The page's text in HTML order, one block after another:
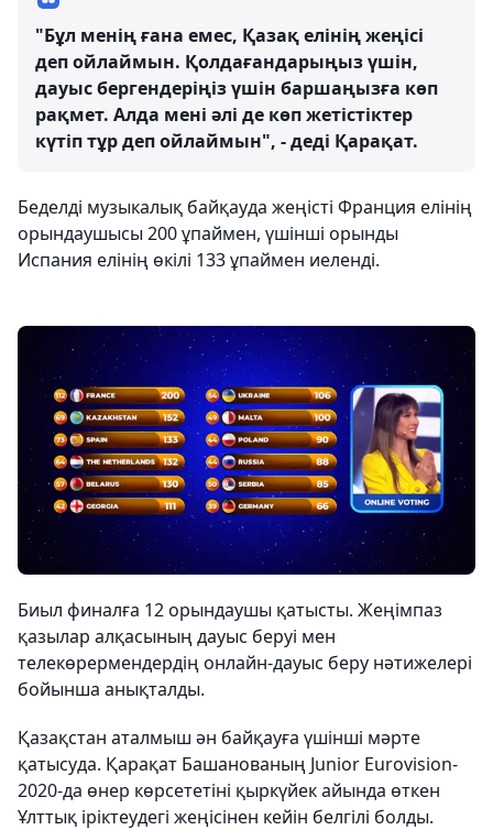
"Бұл менің ғана емес, Қазақ елінің жеңісі
деп ойлаймын. Қолдағандарыңыз үшін,
дауыс бергендеріңіз үшін баршаңызға көп
рақмет. Алда мені әлі де көп жетістіктер
күтіп тұр деп ойлаймын", - деді Қарақат.
Беделді музыкалық байқауда жеңісті Франция елінің
орындаушысы 200 ұпаймен, үшінші орынды
Испания елінің өкілі 133 ұпаймен иеленді.
Биыл финалға 12 орындаушы қатысты. Жеңімпаз
қазылар алқасының дауыс беруі мен
телекөрермендердің онлайн-дауыс беру нәтижелері
бойынша анықталды.
Қазақстан аталмыш ән байқауға үшінші мәрте
қатысуда. Қарақат Башанованың Junior Eurovision-
2020-да өнер көрсететіні қыркүйек айында өткен
Ұлттық іріктеудегі жеңісінен кейін белгілі болды.